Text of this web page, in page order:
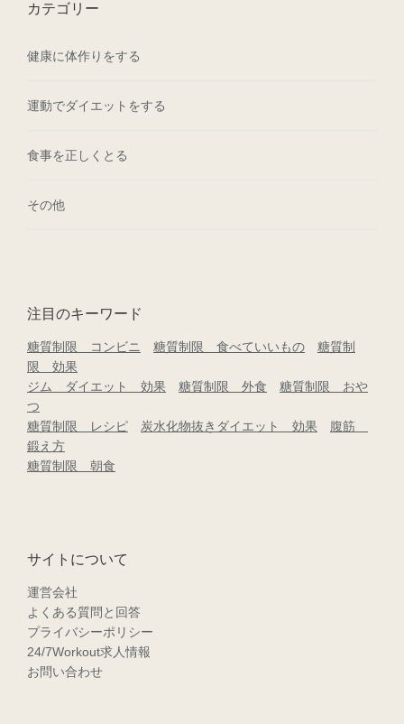
カテゴリー
健康に体作りをする
運動でダイエットをする
食事を正しくとる
その他
注目のキーワード
糖質制限 コンビニ 糖質制限 食べていいもの
糖質制
限 効果
ジム ダイエット 効果
糖質制限 外食
糖質制限 おや
つ
糖質制限 レシピ
炭水化物抜きダイエット 効果
腹筋
鍛え方
糖質制限 朝食
サイトについて
運営会社
よくある質問と回答
プライバシーポリシー
24/7Workout求人情報
お問い合わせ